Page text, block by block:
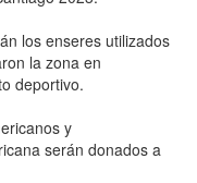
los enseres utilizados
la zona en
deportivo.
y
serán donados a